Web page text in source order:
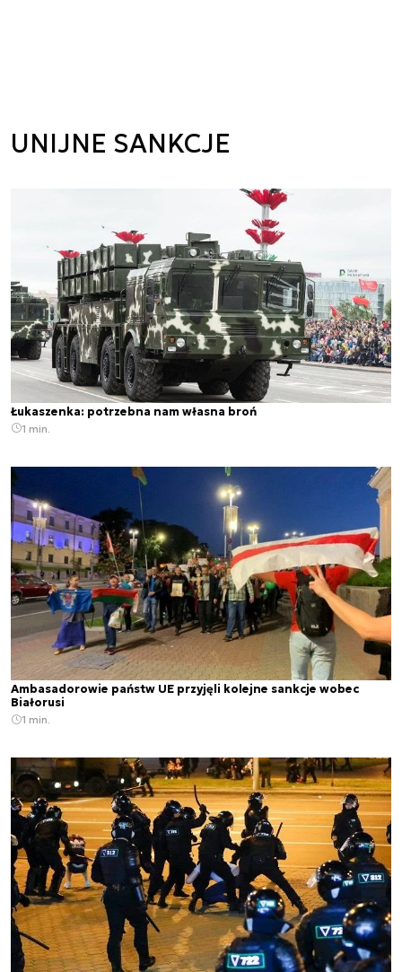
UNIJNE SANKCJE
Łukaszenka: potrzebna nam własna broń
1 min.
Ambasadorowie państw UE przyjęli kolejne sankcje wobec
Białorusi
1 min.